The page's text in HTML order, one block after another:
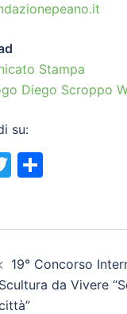
Stampa
Diego Scroppo
su:
Twitter
19° Concorso
Scultura da Vivere